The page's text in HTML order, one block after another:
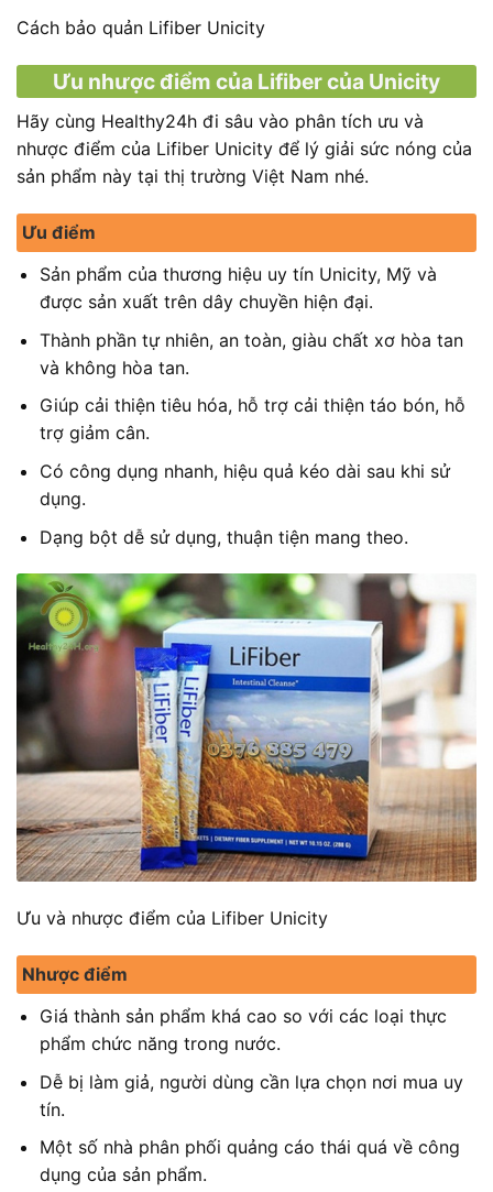
Cách bảo quản Lifiber Unicity
Ưu nhược điểm của Lifiber của Unicity
Hãy cùng Healthy24h đi sâu vào phân tích ưu và
nhược điểm của Lifiber Unicity để lý giải sức nóng của
sản phẩm này tại thị trường Việt Nam nhé.
Ưu điểm
Sản phẩm của thương hiệu uy tín Unicity, Mỹ và
được sản xuất trên dây chuyền hiện đại.
Thành phần tự nhiên, an toàn, giàu chất xơ hòa tan
và không hòa tan.
Giúp cải thiện tiêu hóa, hỗ trợ cải thiện táo bón, hỗ
trợ giảm cân.
Có công dụng nhanh, hiệu quả kéo dài sau khi sử
dụng.
Dạng bột dễ sử dụng, thuận tiện mang theo.
Ưu và nhược điểm của Lifiber Unicity
Nhược điểm
Giá thành sản phẩm khá cao so với các loại thực
phẩm chức năng trong nước.
Dễ bị làm giả, người dùng cần lựa chọn nơi mua uy
tín.
Một số nhà phân phối quảng cáo thái quá về công
dụng của sản phẩm.